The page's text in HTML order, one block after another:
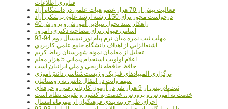
فناوري اطلاعات
فعاليت بيش از 70 هزار عضو هيات علمي در دانشگاه آزاد
درخواست مجوز براي 150 رشته ارشد علوم پزشکي آزاد
40 راهکار سند تحول بنيادين آموزش و پرورش
اسامي قبولي براي مصاحبه دکتري، امروز
مهلت ثبت نمره میان ترم پیام نور نیمسال دوم 94-93
اشتغالزايي از اهداف دانشگاه جامع علمي کاربردي
تجليل از معلمان نمونه شهرستان رباط کريم
اعلام اولويت استخدام پيماني 5 هزار معلم
حافظ حافظه تاريخي و ملي ايرانيان است
برگزاري المپيادهاي فيزيک و زيست‌شناسي دانش‌آموزي
سهم وانت در انتقال دانش به روستائيان
ثبت‌نام بيش از 9 هزار نفر در آزمون کارداني فني و حرفه‌اي
خدمت به آموزش و پرورش، خدمت به کشور و تقويت نظام است
اجراي طرح رتبه بندي فرهنگيان از مهرماه امسال